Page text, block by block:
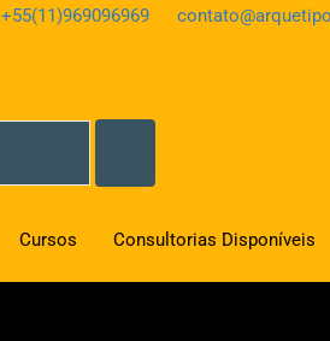
+55(11)969096969
Cursos Consultorias Disponíveis